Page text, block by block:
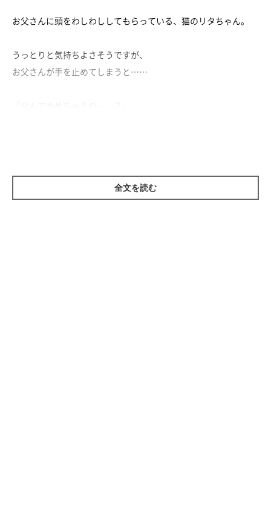
お父さんに頭をわしわししてもらっている、猫のリタちゃん。
うっとりと気持ちよさそうですが、
お父さんが手を止めてしまうと……
「なんでやめちゃうの……？」
全文を読む